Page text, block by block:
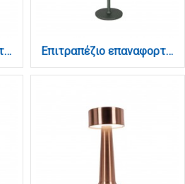
Επιτραπέζιο επαναφορτιζόμενο φωτιστικό 3CCT σε νίκελ απόχρωση (3037-Nikel) Επιτραπέζιο επαναφορτιζόμενο φωτιστικό 3CCT σε πετρόλ απόχρωση (3030-Petrol)